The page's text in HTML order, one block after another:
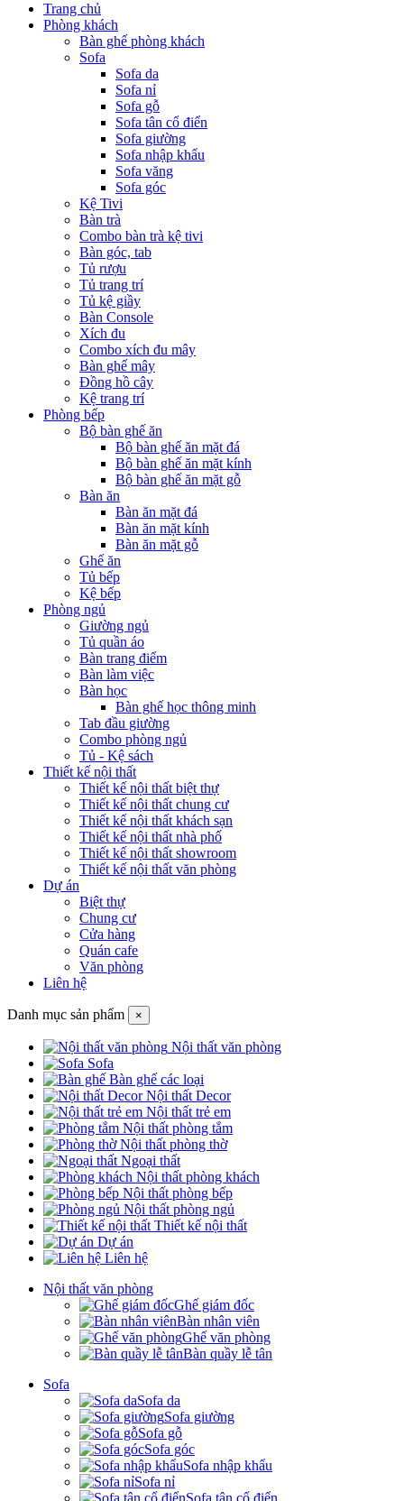
Trang chủ
Phòng khách
Bàn ghế phòng khách
Sofa
Sofa da
Sofa nỉ
Sofa gỗ
Sofa tân cổ điển
Sofa giường
Sofa nhập khẩu
Sofa văng
Sofa góc
Kệ Tivi
Bàn trà
Combo bàn trà kệ tivi
Bàn góc, tab
Tủ rượu
Tủ trang trí
Tủ kệ giầy
Bàn Console
Xích đu
Combo xích đu mây
Bàn ghế mây
Đồng hồ cây
Kệ trang trí
Phòng bếp
Bộ bàn ghế ăn
Bộ bàn ghế ăn mặt đá
Bộ bàn ghế ăn mặt kính
Bộ bàn ghế ăn mặt gỗ
Bàn ăn
Bàn ăn mặt đá
Bàn ăn mặt kính
Bàn ăn mặt gỗ
Ghế ăn
Tủ bếp
Kệ bếp
Phòng ngủ
Giường ngủ
Tủ quần áo
Bàn trang điểm
Bàn làm việc
Bàn học
Bàn ghế học thông minh
Tab đầu giường
Combo phòng ngủ
Tủ - Kệ sách
Thiết kế nội thất
Thiết kế nội thất biệt thự
Thiết kế nội thất chung cư
Thiết kế nội thất khách sạn
Thiết kế nội thất nhà phố
Thiết kế nội thất showroom
Thiết kế nội thất văn phòng
Dự án
Biệt thự
Chung cư
Cửa hàng
Quán cafe
Văn phòng
Liên hệ
Danh mục sản phẩm ×
Nội thất văn phòng
Sofa
Bàn ghế các loại
Nội thất Decor
Nội thất trẻ em
Nội thất phòng tắm
Nội thất phòng thờ
Ngoại thất
Nội thất phòng khách
Nội thất phòng bếp
Nội thất phòng ngủ
Thiết kế nội thất
Dự án
Liên hệ
Nội thất văn phòng
Ghế giám đốc
Bàn nhân viên
Ghế văn phòng
Bàn quầy lễ tân
Sofa
Sofa da
Sofa giường
Sofa gỗ
Sofa góc
Sofa nhập khẩu
Sofa nỉ